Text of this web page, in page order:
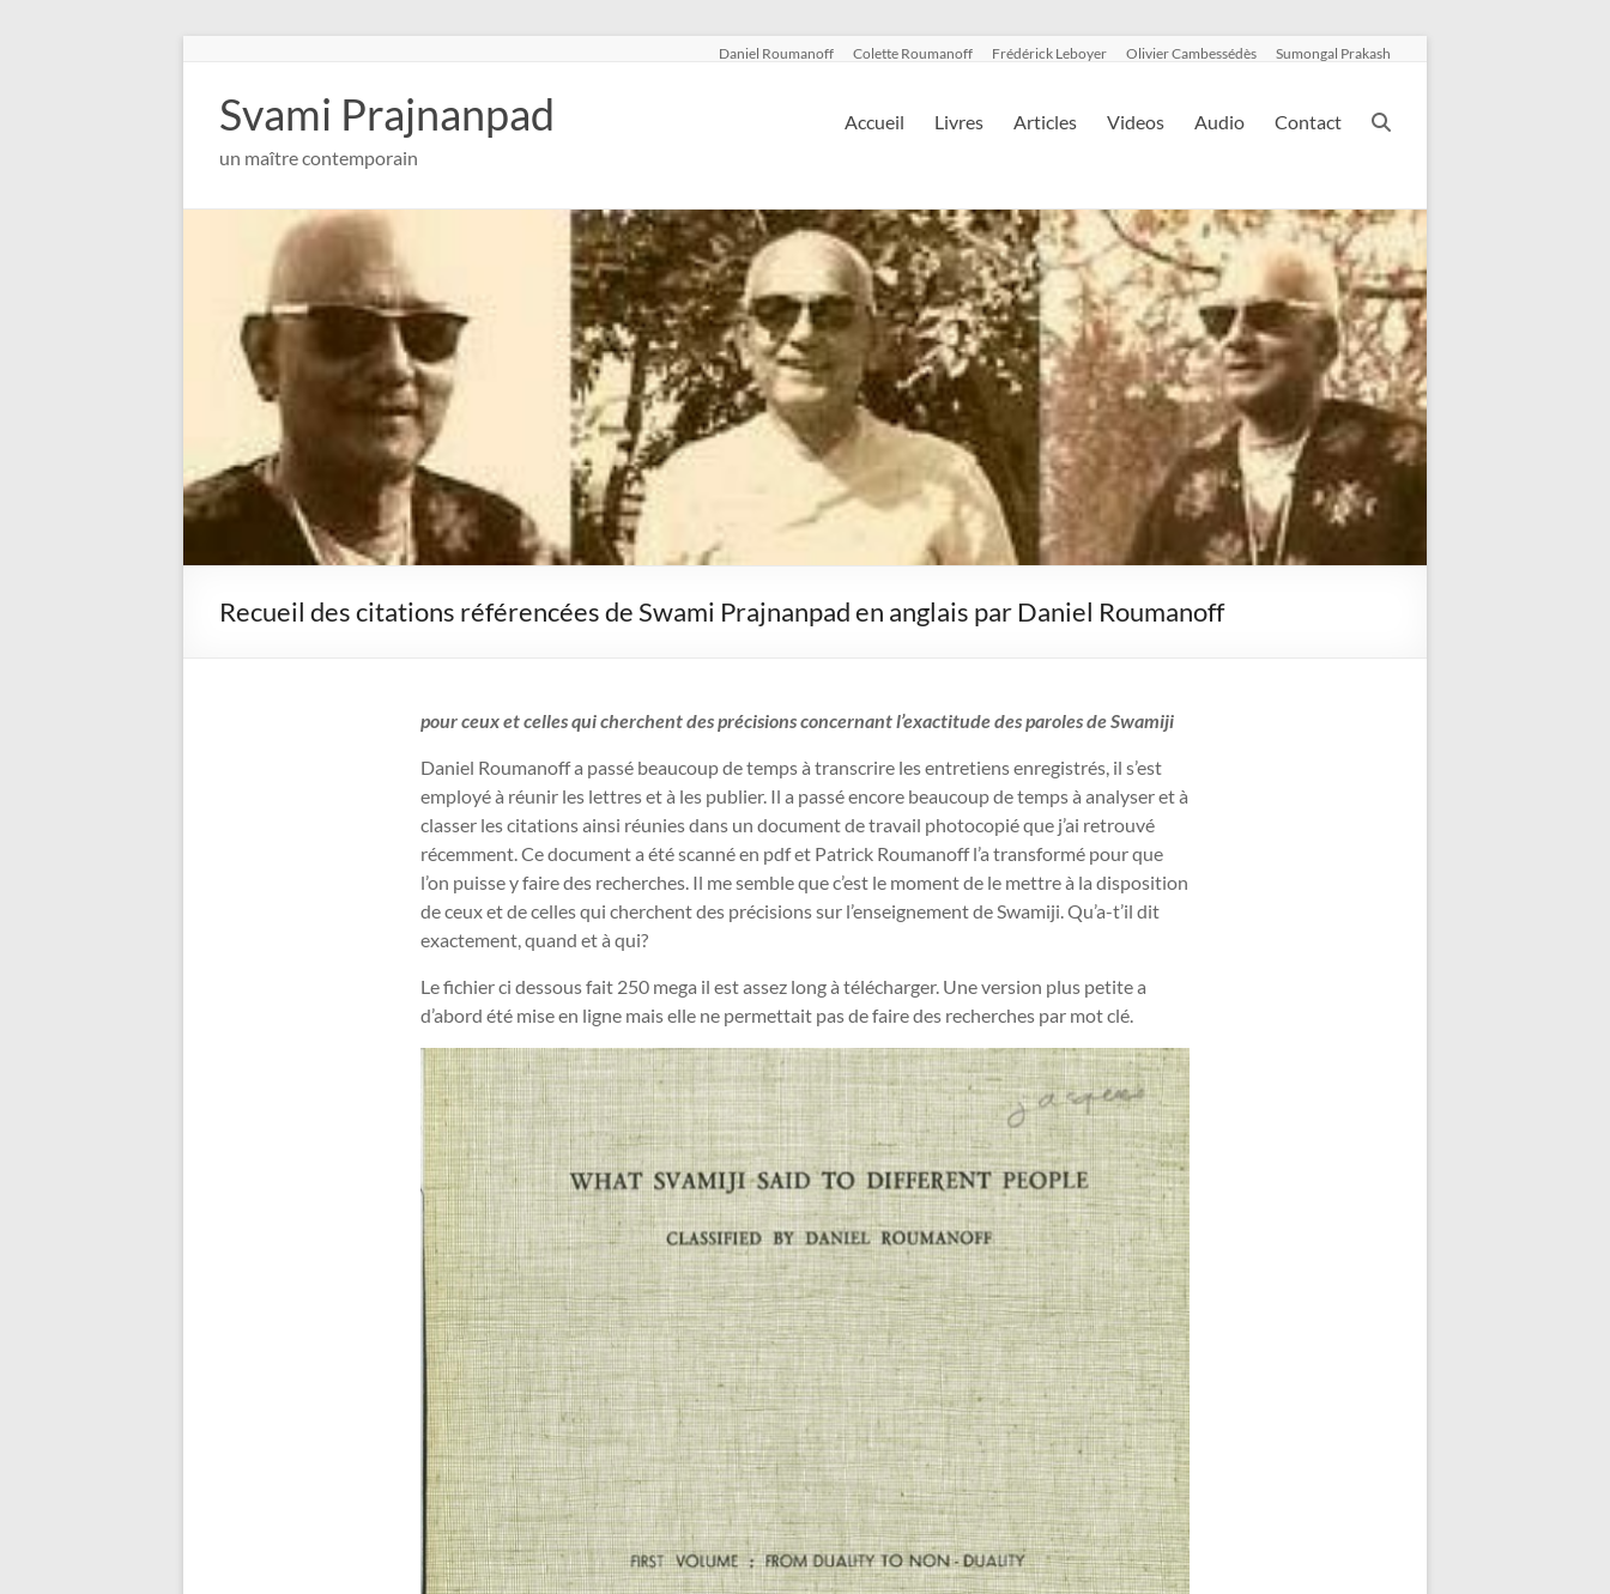
contenu
Daniel Roumanoff Colette Roumanoff Frédérick Leboyer Olivier Cambessédès Sumongal Prakash
Svami Prajnanpad
un maître contemporain
Accueil Livres Articles Videos Audio Contact
Recueil des citations référencées de Swami Prajnanpad en anglais par Daniel Roumanoff
pour ceux et celles qui cherchent des précisions concernant l’exactitude des paroles de Swamiji
Daniel Roumanoff a passé beaucoup de temps à transcrire les entretiens enregistrés, il s’est
employé à réunir les lettres et à les publier. Il a passé encore beaucoup de temps à analyser et à
classer les citations ainsi réunies dans un document de travail photocopié que j’ai retrouvé
récemment. Ce document a été scanné en pdf et Patrick Roumanoff l’a transformé pour que
l’on puisse y faire des recherches. Il me semble que c’est le moment de le mettre à la disposition
de ceux et de celles qui cherchent des précisions sur l’enseignement de Swamiji. Qu’a-t’il dit
exactement, quand et à qui?
Le fichier ci dessous fait 250 mega il est assez long à télécharger. Une version plus petite a
d’abord été mise en ligne mais elle ne permettait pas de faire des recherches par mot clé.